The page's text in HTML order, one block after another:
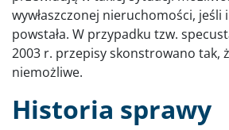
wywłaszczonej nieruchomości, jeśli
powstała. W przypadku tzw.
2003 r. przepisy skonstrowano tak,
niemożliwe.
Historia sprawy